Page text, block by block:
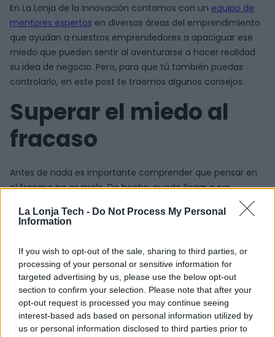
La Lonja Tech - Do Not Process My Personal
Information
If you wish to opt-out of the sale, sharing to third parties, or
processing of your personal or sensitive information for
targeted advertising by us, please use the below opt-out
section to confirm your selection. Please note that after your
opt-out request is processed you may continue seeing
interest-based ads based on personal information utilized by
us or personal information disclosed to third parties prior to
En La Lonja de la Innovación contamos con un equipo de
mentores expertos en diversas áreas del emprendimiento
que ayudan a nuestros emprendedores a apaciguar ese
miedo que pueden sentir al aventurarse a hacer realidad
su idea de negocio. Pero, para que tú también puedas
controlarlo, en este post te traemos algunos consejos.
Superar el miedo al
fracaso
Antes de nada es importante comprender que pensar en
el fracaso no es malo. De hecho, puede llegar a ser
posibles escenarios que puede haber en el momento de
realista que haya valorado todos los posibles riesgos y
errores que puedan conducir al fracaso y prevenirlos con
mayor facilidad.
El miedo, en su justa medida, puede empujarte a conocer
apoyos, muchas veces expertos, que aportan mejores
ideas; fomenta el aprendizaje y la formación continua;